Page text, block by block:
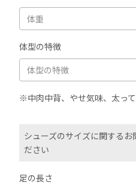
体型の特徴
※中肉中背、やせ気味、太っ
シューズのサイズに関する
ださい
足の長さ